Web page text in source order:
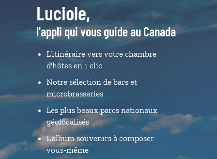
Luciole,
l'appli qui vous guide au Canada
L’itinéraire vers votre chambre
d'hôtes en 1 clic
Notre sélection de bars et
microbrasseries
Les plus beaux parcs nationaux
géolocalisés
L'album souvenirs à composer
vous-même